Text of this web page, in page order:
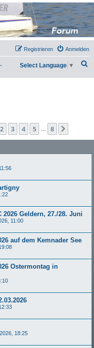
Anmelden
Registrieren
Select Language ▼
1von
2 3 4 5 8
Geldern, 27./28. Juni
11:00
auf dem Kemnader See
Ostermontag in
18:25